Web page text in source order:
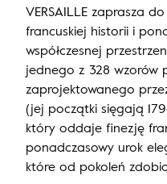
VERSAILLE zaprasza
francuskiej historii i
współczesnej
jednego z 328 wzorów
zaprojektowanego
(jej początki sięgają
który oddaje finezję
ponadczasowy urok
które od pokoleń